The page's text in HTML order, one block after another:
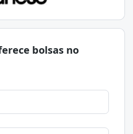
bolsas no